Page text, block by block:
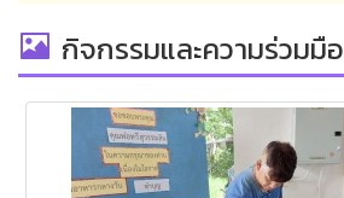
hereกิจกรรมและความร่วมมือ